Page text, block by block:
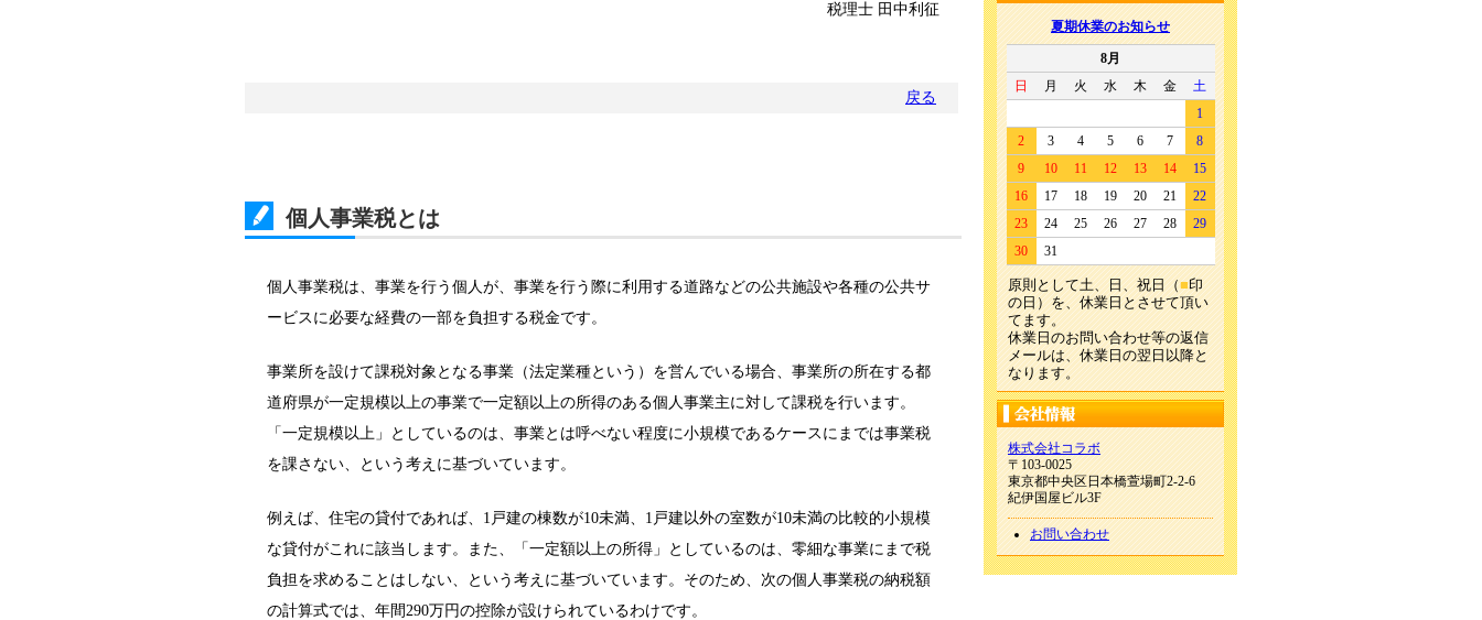
税理士 田中利征
戻る
個人事業税とは
個人事業税は、事業を行う個人が、事業を行う際に利用する道路などの公共施設や各種の公共サ
ービスに必要な経費の一部を負担する税金です。
事業所を設けて課税対象となる事業（法定業種という）を営んでいる場合、事業所の所在する都
道府県が一定規模以上の事業で一定額以上の所得のある個人事業主に対して課税を行います。
「一定規模以上」としているのは、事業とは呼べない程度に小規模であるケースにまでは事業税
を課さない、という考えに基づいています。
例えば、住宅の貸付であれば、1戸建の棟数が10未満、1戸建以外の室数が10未満の比較的小規模
な貸付がこれに該当します。また、「一定額以上の所得」としているのは、零細な事業にまで税
負担を求めることはしない、という考えに基づいています。そのため、次の個人事業税の納税額
の計算式では、年間290万円の控除が設けられているわけです。
夏期休業のお知らせ
8月
日
月 火 水 木 金
土
1
2
3 4 5 6 7
8
9
10 11 12 13 14
15
16
17 18 19 20 21
22
23
24 25 26 27 28
29
30
31
原則として土、日、祝日（■印
の日）を、休業日とさせて頂い
てます。
休業日のお問い合わせ等の返信
メールは、休業日の翌日以降と
なります。
株式会社コラボ
〒103-0025
東京都中央区日本橋萱場町2-2-6
紀伊国屋ビル3F
お問い合わせ